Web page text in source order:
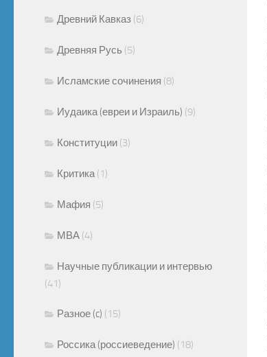
Древний Кавказ (6)
Древняя Русь (5)
Исламские сочинения (8)
Иудаика (евреи и Израиль) (9)
Конституции (3)
Критика (1)
Мафия (5)
МВА (4)
Научные публикации и интервью
(41)
Разное (c) (15)
Россика (россиеведение) (18)